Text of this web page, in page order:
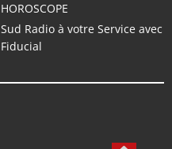
HOROSCOPE
Sud Radio à votre Service avec
Fiducial